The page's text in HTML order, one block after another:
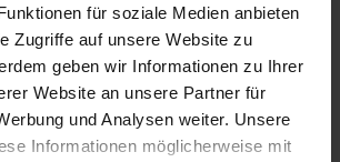
für soziale Medien anbieten
Zugriffe auf unsere Website zu
geben wir Informationen zu Ihrer
Website an unsere Partner für
und Analysen weiter. Unsere
Informationen möglicherweise mit